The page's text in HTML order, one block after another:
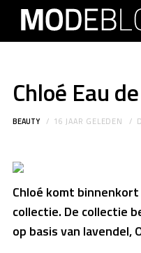
Chloé Eau
BEAUTY 16 JAAR GELEDEN
Chloé komt
collectie. De collectie
op basis van lavendel,